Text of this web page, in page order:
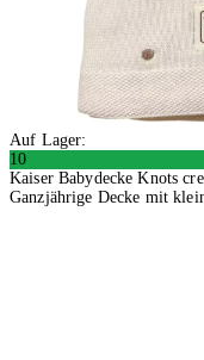
Auf Lager:
10
Kaiser Babydecke Knots
Ganzjährige Decke mit